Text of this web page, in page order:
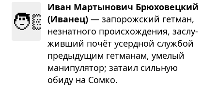
🧑🏻
Иван Мартынович Брюховецкий
(Иванец) — запо­рож­ский гет­ман,
незнат­ного про­ис­хо­жде­ния, заслу­
жив­ший почёт усерд­ной служ­бой
пре­ды­ду­щим гет­ма­нам, уме­лый
мани­пу­ля­тор; затаил силь­ную
обиду на Сомко.